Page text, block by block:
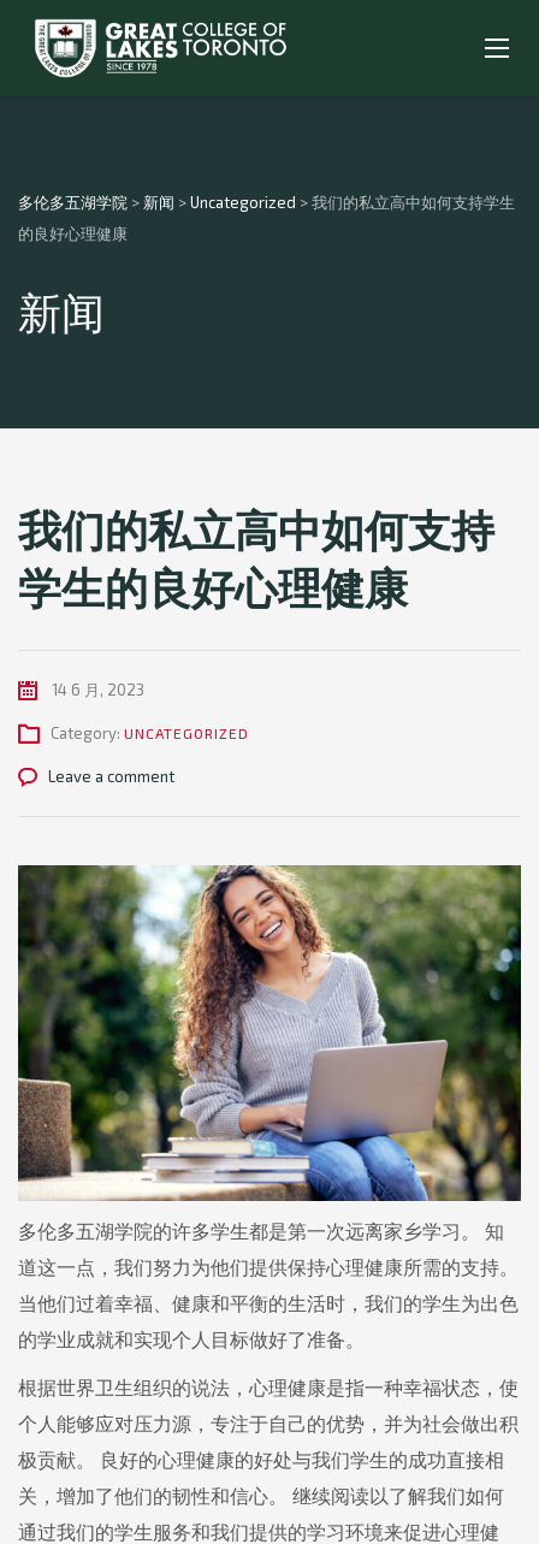
多伦多五湖学院 > 新闻 >Uncategorized >我们的私立高中如何支持学生
的良好心理健康
新闻
我们的私立高中如何支持
学生的良好心理健康
14 6 月, 2023
Category: UNCATEGORIZED
Leave a comment
多伦多五湖学院的许多学生都是第一次远离家乡学习。 知
道这一点，我们努力为他们提供保持心理健康所需的支持。
当他们过着幸福、健康和平衡的生活时，我们的学生为出色
的学业成就和实现个人目标做好了准备。
根据世界卫生组织的说法，心理健康是指一种幸福状态，使
个人能够应对压力源，专注于自己的优势，并为社会做出积
极贡献。 良好的心理健康的好处与我们学生的成功直接相
关，增加了他们的韧性和信心。 继续阅读以了解我们如何
通过我们的学生服务和我们提供的学习环境来促进心理健